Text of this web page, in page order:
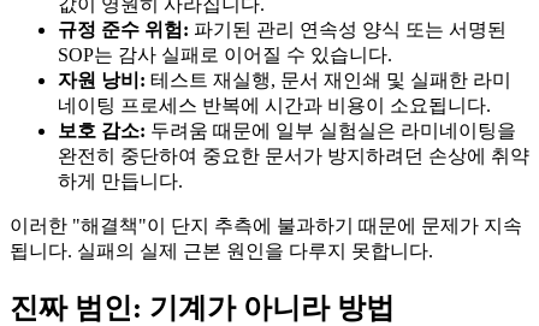
값이 영원히 사라집니다.
규정 준수 위험: 파기된 관리 연속성 양식 또는 서명된
SOP는 감사 실패로 이어질 수 있습니다.
자원 낭비: 테스트 재실행, 문서 재인쇄 및 실패한 라미
네이팅 프로세스 반복에 시간과 비용이 소요됩니다.
보호 감소: 두려움 때문에 일부 실험실은 라미네이팅을
완전히 중단하여 중요한 문서가 방지하려던 손상에 취약
하게 만듭니다.
이러한 "해결책"이 단지 추측에 불과하기 때문에 문제가 지속
됩니다. 실패의 실제 근본 원인을 다루지 못합니다.
진짜 범인: 기계가 아니라 방법